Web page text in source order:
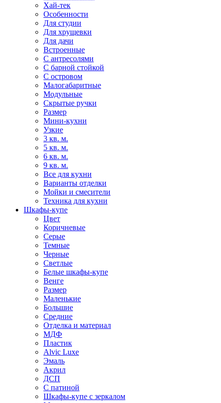
Хай-тек
Особенности
Для студии
Для хрущевки
Для дачи
Встроенные
С антресолями
С барной стойкой
С островом
Малогабаритные
Модульные
Скрытые ручки
Размер
Мини-кухни
Узкие
3 кв. м.
5 кв. м.
6 кв. м.
9 кв. м.
Все для кухни
Варианты отделки
Мойки и смесители
Техника для кухни
Шкафы-купе
Цвет
Коричневые
Серые
Темные
Черные
Светлые
Белые шкафы-купе
Венге
Размер
Маленькие
Большие
Средние
Отделка и материал
МДФ
Пластик
Alvic Luxe
Эмаль
Акрил
ДСП
С патиной
Шкафы-купе с зеркалом